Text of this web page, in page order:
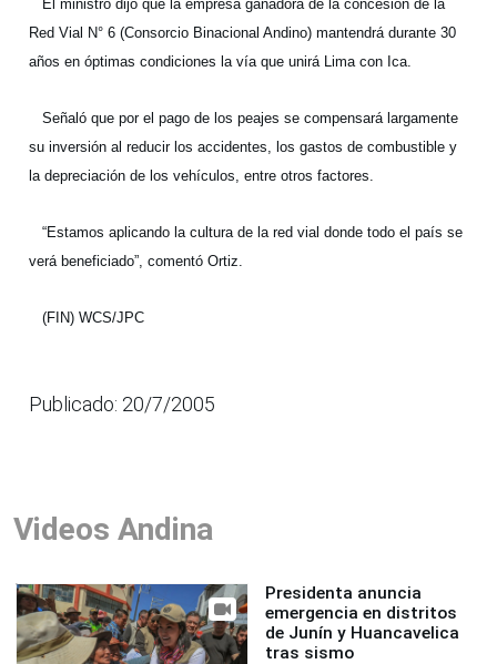
El ministro dijo que la empresa ganadora de la concesión de la
Red Vial N° 6 (Consorcio Binacional Andino) mantendrá durante 30
años en óptimas condiciones la vía que unirá Lima con Ica.
Señaló que por el pago de los peajes se compensará largamente
su inversión al reducir los accidentes, los gastos de combustible y
la depreciación de los vehículos, entre otros factores.
“Estamos aplicando la cultura de la red vial donde todo el país se
verá beneficiado”, comentó Ortiz.
(FIN) WCS/JPC
Publicado: 20/7/2005
Videos Andina
Presidenta anuncia
emergencia en distritos
de Junín y Huancavelica
tras sismo